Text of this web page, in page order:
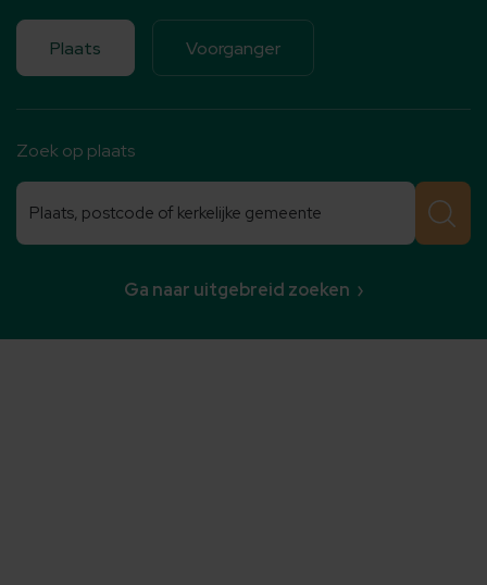
Plaats Voorganger
Zoek op plaats
Ga naar uitgebreid zoeken